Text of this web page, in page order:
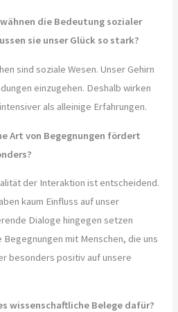
die Bedeutung sozialer
sie unser Glück so stark?
sind soziale Wesen. Unser Gehirn
einzugehen. Deshalb wirken
als alleinige Erfahrungen.
Art von Begegnungen fördert
der Interaktion ist entscheidend.
kaum Einfluss auf unser
Dialoge hingegen setzen
mit Menschen, die uns
besonders positiv auf unsere
wissenschaftliche Belege dafür?